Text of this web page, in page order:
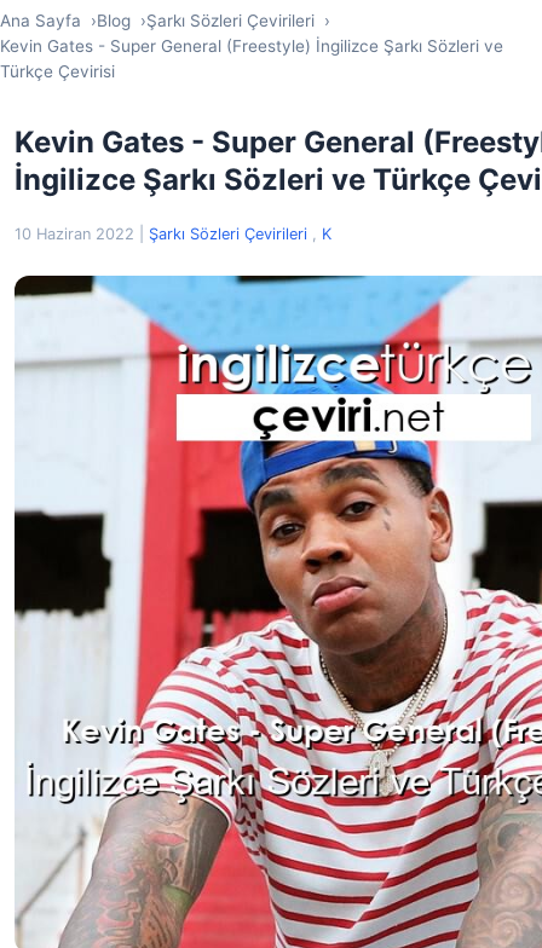
Ana Sayfa Blog
Şarkı Sözleri Çevirileri
Kevin Gates - Super General (Freestyle) İngilizce Şarkı Sözleri ve
Türkçe Çevirisi
Kevin Gates - Super General
İngilizce Şarkı Sözleri ve Türkçe
10 Haziran 2022 Şarkı Sözleri Çevirileri , K